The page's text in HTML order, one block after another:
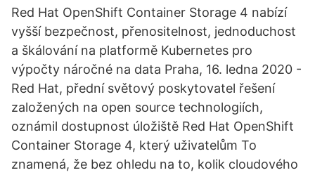
Red Hat OpenShift Container Storage 4 nabízí
vyšší bezpečnost, přenositelnost, jednoduchost
a škálování na platformě Kubernetes pro
výpočty náročné na data Praha, 16. ledna 2020 -
Red Hat, přední světový poskytovatel řešení
založených na open source technologiích,
oznámil dostupnost úložiště Red Hat OpenShift
Container Storage 4, který uživatelům To
znamená, že bez ohledu na to, kolik cloudového